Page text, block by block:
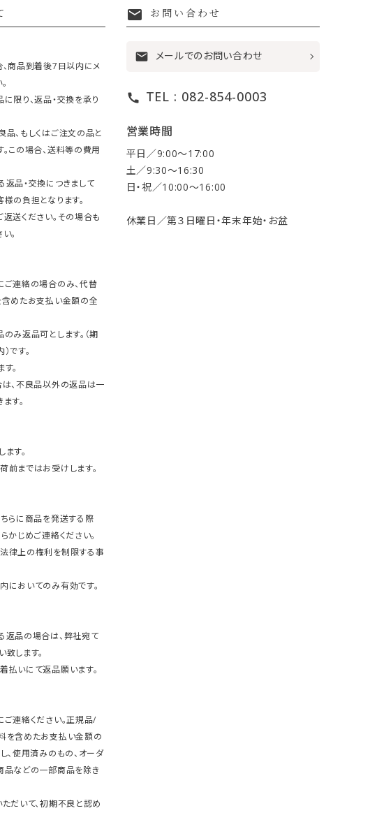
商品到着後7日以内にメ
限り、返品・交換を承り
、もしくはご注文の品と
この場合、送料等の費用
品・交換につきまして
の負担となります。
送ください。その場合も
。
連絡の場合のみ、代替
含めたお支払い金額の全
み返品可とします。（期
です。
。
、不良品以外の返品は一
す。
す。
まではお受けします。
らに商品を発送する際
かじめご連絡ください。
律上の権利を制限する事
おいてのみ有効です。
品の場合は、弊社宛て
します。
いにて返品願います。
連絡ください。正規品/
を含めたお支払い金額の
、使用済みのもの、オーダ
品などの一部商品を除き
だいて、初期不良と認め
mail お問い合わせ
mail メールでのお問い合わせ
call TEL : 082-854-0003
営業時間
平日／9:00〜17:00
土／9:30〜16:30
日・祝／10:00〜16:00
休業日／第３日曜日・年末年始・お盆